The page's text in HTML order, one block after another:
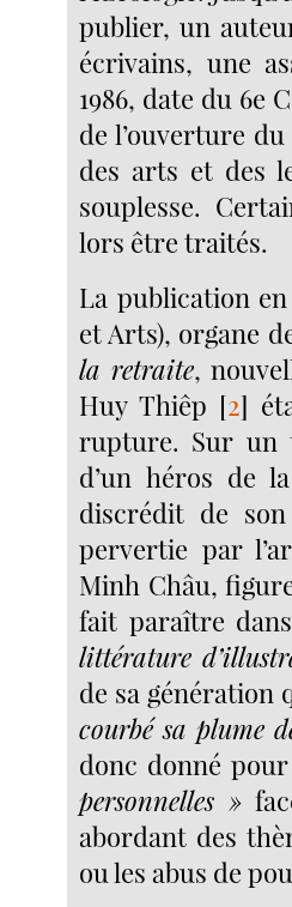
publier, un
écrivains, une
1986, date du 6e
de l’ouverture
des arts et des
souplesse.
lors être traités.
La publication en
et Arts), organe
la retraite,
Huy Thiêp [2]
rupture. Sur un
d’un héros de
discrédit de son
pervertie par
Minh Châu,
fait paraître
littérature
de sa génération
courbé sa plume
donc donné
personnelles »
abordant des
ou les abus de